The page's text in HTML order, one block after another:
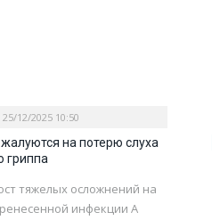
25/12/2025 10:50
на потерю слуха
гриппа
тяжелых осложнений на
инфекции A